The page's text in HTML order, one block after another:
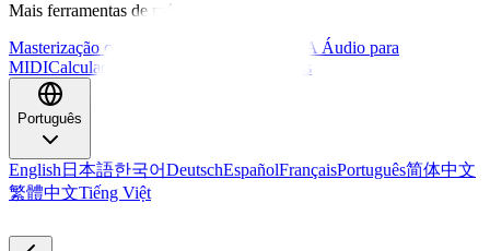
Mais ferramentas de música
Masterização com IA
IA Áudio para
MIDICalculadora de BPM Mais ferramentas
Português
English 日本語한국어DeutschEspañolFrançaisPortuguês简体中文
繁體中文Tiếng Việt